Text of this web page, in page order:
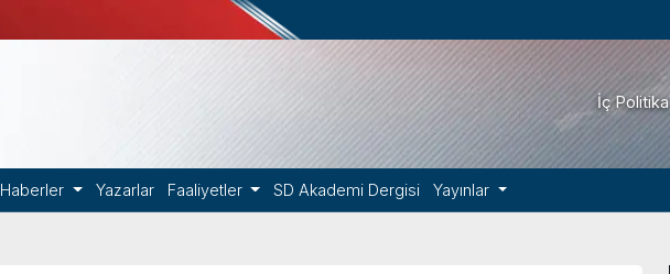
İç Politika
Haberler Yazarlar Faaliyetler SD Akademi Dergisi Yayınlar